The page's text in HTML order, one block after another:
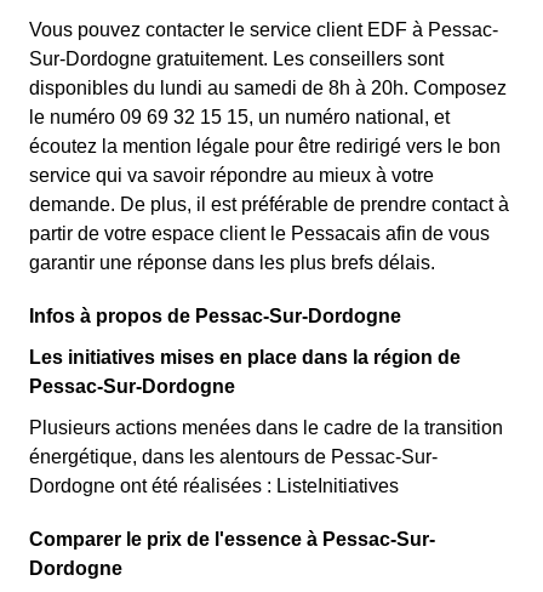
Vous pouvez contacter le service client EDF à Pessac-
Sur-Dordogne gratuitement. Les conseillers sont
disponibles du lundi au samedi de 8h à 20h. Composez
le numéro 09 69 32 15 15, un numéro national, et
écoutez la mention légale pour être redirigé vers le bon
service qui va savoir répondre au mieux à votre
demande. De plus, il est préférable de prendre contact à
partir de votre espace client le Pessacais afin de vous
garantir une réponse dans les plus brefs délais.
Infos à propos de Pessac-Sur-Dordogne
Les initiatives mises en place dans la région de
Pessac-Sur-Dordogne
Plusieurs actions menées dans le cadre de la transition
énergétique, dans les alentours de Pessac-Sur-
Dordogne ont été réalisées : ListeInitiatives
Comparer le prix de l'essence à Pessac-Sur-
Dordogne